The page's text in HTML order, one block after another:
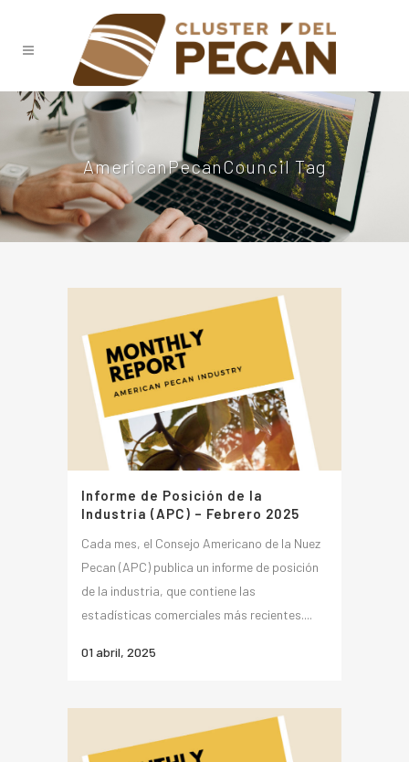
AmericanPecanCouncil Tag
Informe de Posición de la
Industria (APC) – Febrero 2025
Cada mes, el Consejo Americano de la Nuez
Pecan (APC) publica un informe de posición
de la industria, que contiene las
estadísticas comerciales más recientes....
01 abril, 2025